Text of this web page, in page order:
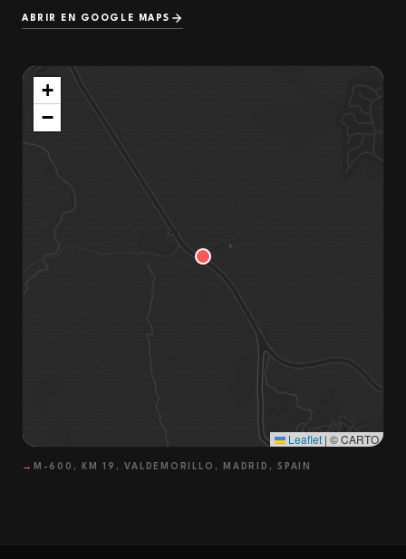
ABRIR EN GOOGLE MAPS
+
−
Leaflet | © CARTO
→ M-600, KM 19, VALDEMORILLO, MADRID, SPAIN